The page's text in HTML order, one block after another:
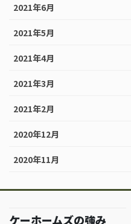
2021年6月
2021年5月
2021年4月
2021年3月
2021年2月
2020年12月
2020年11月
ケーホームズの強み